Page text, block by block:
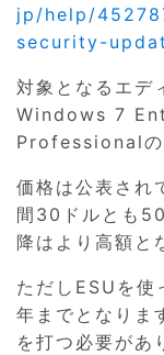
jp/help/
security-
対象となるエデ
Windows 7
Professionalの
価格は公表され
間30ドルとも
降はより高額と
ただしESUを
年までとなりま
を打つ必要があ